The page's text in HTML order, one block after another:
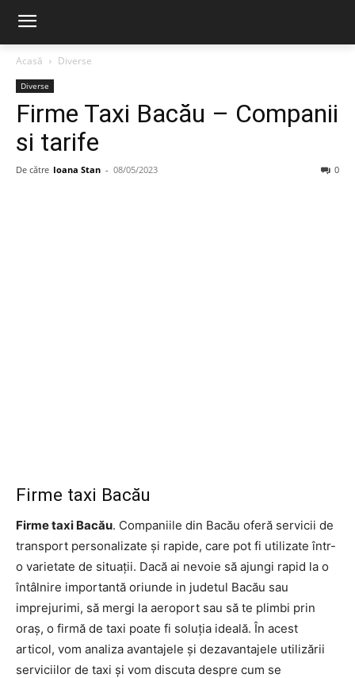
Acasă Diverse
Diverse
Firme Taxi Bacău – Companii
si tarife
De către Ioana Stan - 08/05/2023 0
Firme taxi Bacău
Firme taxi Bacău. Companiile din Bacău oferă servicii de
transport personalizate și rapide, care pot fi utilizate într-
o varietate de situații. Dacă ai nevoie să ajungi rapid la o
întâlnire importantă oriunde in judetul Bacău sau
imprejurimi, să mergi la aeroport sau să te plimbi prin
oraș, o firmă de taxi poate fi soluția ideală. În acest
articol, vom analiza avantajele și dezavantajele utilizării
serviciilor de taxi și vom discuta despre cum se